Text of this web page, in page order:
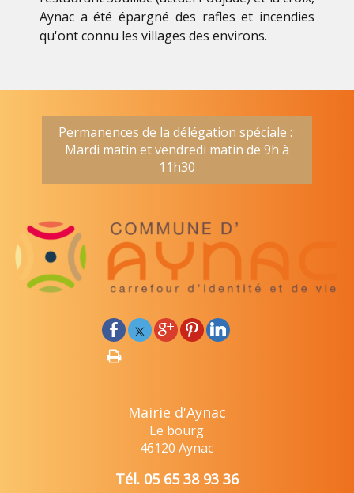
Aynac a été épargné des rafles et incendies
qu'ont connu les villages des environs.
Permanences de la délégation spéciale :
Mardi matin et vendredi matin de 9h à
11h30
Mairie d'Aynac
Le bourg
46120 Aynac
Tél. 05 65 38 93 36